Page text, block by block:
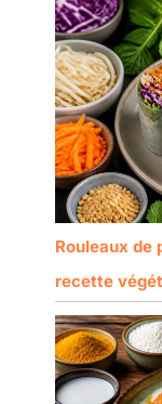
Rouleaux de
recette